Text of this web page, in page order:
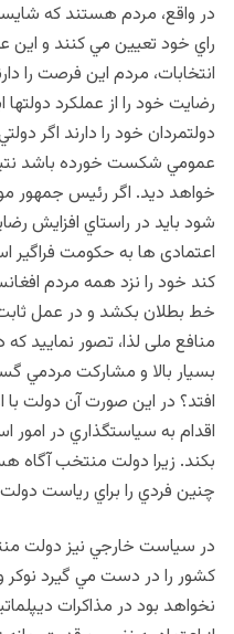
در واقع، مردم هستند که
راي خود تعيين مي کنند و اين
انتخابات، مردم اين فرصت را
رضايت خود را از عملکرد دولتها
دولتمردان خود را دارند اگر
عمومي شکست خورده باشد
خواهد ديد. اگر رئیس جمهور
شود بايد در راستاي افزايش
اعتمادی ها به حکومت فراگیر
کند خود را نزد همه مردم
خط بطلان بکشد و در عمل
منافع ملی لذا، تصور نماييد که
بسيار بالا و مشارکت مردمي
افتد؟ در اين صورت آن دولت
اقدام به سياستگذاري در
بکند. زيرا دولت منتخب آگاه
چنين فردي را براي رياست دولت
در سياست خارجي نيز دولت
کشور را در دست مي گيرد نوکر
نخواهد بود در مذاکرات